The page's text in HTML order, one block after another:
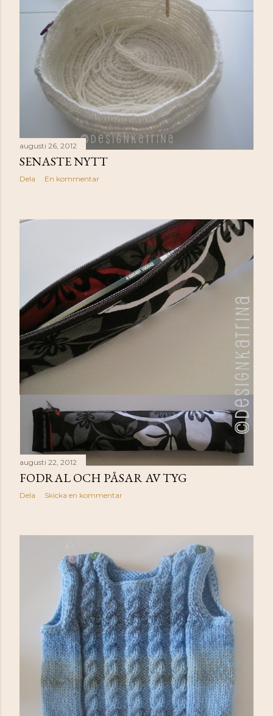
augusti 26, 2012
SENASTE NYTT
Dela En kommentar
augusti 22, 2012
FODRAL OCH PÅSAR AV TYG
Dela Skicka en kommentar